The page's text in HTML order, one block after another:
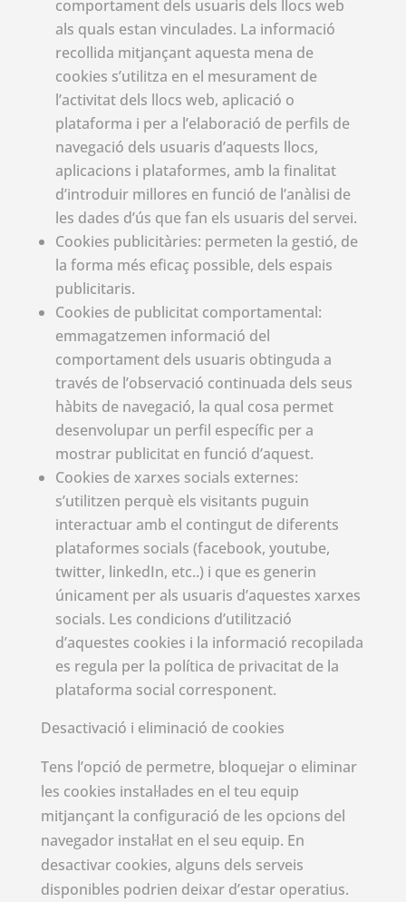
comportament dels usuaris dels llocs web
als quals estan vinculades. La informació
recollida mitjançant aquesta mena de
cookies s’utilitza en el mesurament de
l’activitat dels llocs web, aplicació o
plataforma i per a l’elaboració de perfils de
navegació dels usuaris d’aquests llocs,
aplicacions i plataformes, amb la finalitat
d’introduir millores en funció de l’anàlisi de
les dades d’ús que fan els usuaris del servei.
Cookies publicitàries: permeten la gestió, de
la forma més eficaç possible, dels espais
publicitaris.
Cookies de publicitat comportamental:
emmagatzemen informació del
comportament dels usuaris obtinguda a
través de l’observació continuada dels seus
hàbits de navegació, la qual cosa permet
desenvolupar un perfil específic per a
mostrar publicitat en funció d’aquest.
Cookies de xarxes socials externes:
s’utilitzen perquè els visitants puguin
interactuar amb el contingut de diferents
plataformes socials (facebook, youtube,
twitter, linkedIn, etc..) i que es generin
únicament per als usuaris d’aquestes xarxes
socials. Les condicions d’utilització
d’aquestes cookies i la informació recopilada
es regula per la política de privacitat de la
plataforma social corresponent.
Desactivació i eliminació de cookies
Tens l’opció de permetre, bloquejar o eliminar
les cookies instal·lades en el teu equip
mitjançant la configuració de les opcions del
navegador instal·lat en el seu equip. En
desactivar cookies, alguns dels serveis
disponibles podrien deixar d’estar operatius.